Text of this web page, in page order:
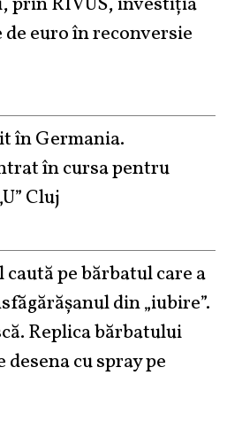
de euro în reconversie
în Germania.
în cursa pentru
Cluj
pe bărbatul care a
din „iubire”.
Replica bărbatului
cu spray pe